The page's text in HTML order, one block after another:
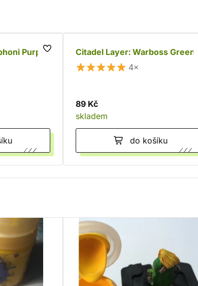
Purple
Citadel Layer: Warboss Green
4×
89 Kč
skladem
do košíku